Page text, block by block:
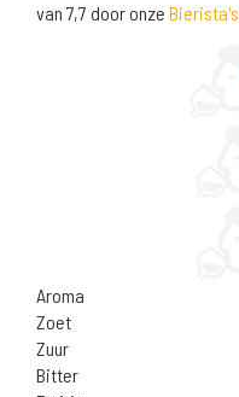
van 7,7 door onze Bierista's
Aroma
Zoet
Zuur
Bitter